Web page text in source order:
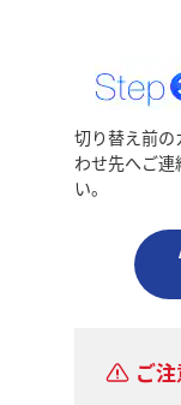
切り替え前
わせ先へご連
い。
ご